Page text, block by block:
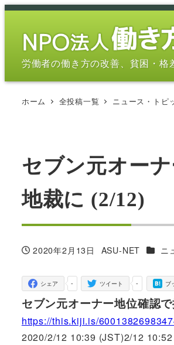
メ
労働者の働き方の改善、貧困・格
ホーム 全投稿一覧 ニュース・トピ
セブン元オー
地裁に (2/12)
投稿日
2020年2月13日
著
ASU-NET カテニ
-
シェア -
ツイート ブ
セブン元オーナー地位確認
https://this.kiji.is/
2020/2/12 10:39 (JST)2/12